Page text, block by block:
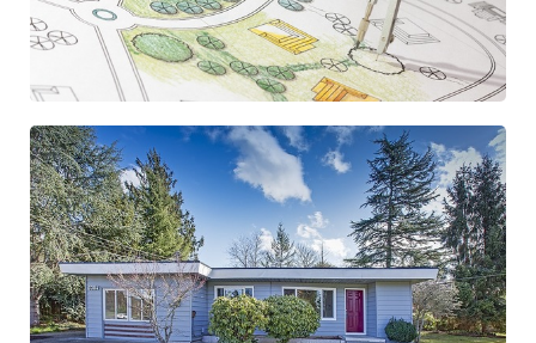
zodat er duidelijkheid wordt gecreëerd en weer rust
komt op het park.